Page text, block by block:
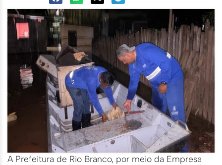
A Prefeitura de Rio Branco, por meio da Empresa